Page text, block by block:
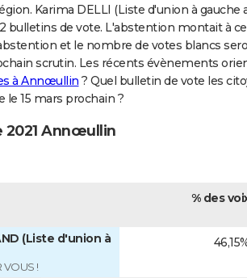
Karima DELLI (Liste d'union à gauche
bulletins de vote. L'abstention montait à
et le nombre de votes blancs
scrutin. Les récents évènements
à Annœullin ? Quel bulletin de vote les
le 15 mars prochain ?
2021 Annœullin
% des
(Liste d'union à
VOUS !